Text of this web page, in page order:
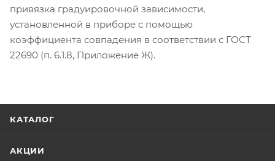
привязка градуировочной зависимости,
установленной в приборе с помощью
коэффициента совпадения в соответствии с ГОСТ
22690 (п. 6.1.8, Приложение Ж).
КАТАЛОГ
АКЦИИ